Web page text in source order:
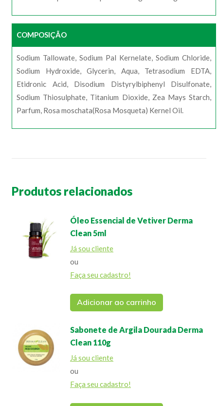
COMPOSIÇÃO
Sodium Tallowate, Sodium Pal Kernelate, Sodium Chloride,
Sodium Hydroxide, Glycerin, Aqua, Tetrasodium EDTA,
Etidronic Acid, Disodium Distyrylbiphenyl Disulfonate,
Sodium Thiosulphate, Titanium Dioxide, Zea Mays Starch,
Parfum, Rosa moschata(Rosa Mosqueta) Kernel Oil.
Produtos relacionados
Óleo Essencial de Vetiver Derma
Clean 5ml
Já sou cliente
ou
Faça seu cadastro!
Adicionar ao carrinho
Sabonete de Argila Dourada Derma
Clean 110g
Já sou cliente
ou
Faça seu cadastro!